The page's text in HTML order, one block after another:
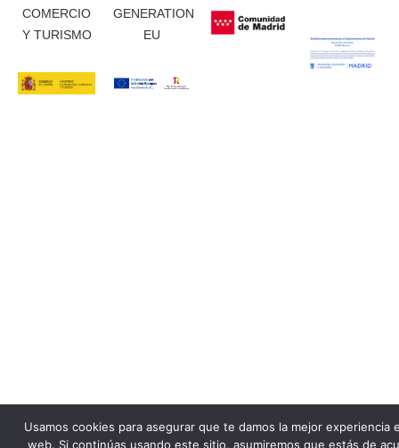
COMERCIO
Y TURISMO
GENERATION
EU
Usamos cookies para asegurar que te damos la mejor experiencia
web. Si continúas usando este sitio, asumiremos que estás de